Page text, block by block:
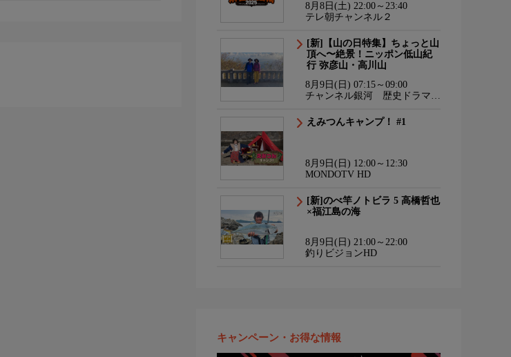
8月8日(土) 22:00～23:40
テレ朝チャンネル２
[新]【山の日特集】ちょっと山
頂へ〜絶景！ニッポン低山紀
行 弥彦山・高川山
8月9日(日) 07:15～09:00
チャンネル銀河 歴史ドラマ・
えみつんキャンプ！ #1
8月9日(日) 12:00～12:30
MONDOTV HD
[新]のべ竿ノトビラ 5 高橋哲也
×福江島の海
8月9日(日) 21:00～22:00
釣りビジョンHD
キャンペーン・お得な情報